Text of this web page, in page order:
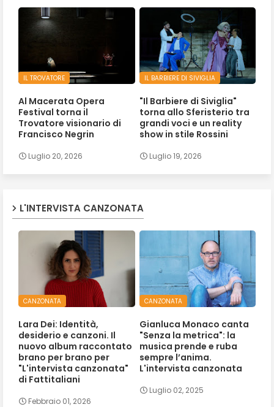
IL TROVATORE
Al Macerata Opera
Festival torna il
Trovatore visionario di
Francisco Negrin
Luglio 20, 2026
IL BARBIERE DI SIVIGLIA
"Il Barbiere di Siviglia"
torna allo Sferisterio tra
grandi voci e un reality
show in stile Rossini
Luglio 19, 2026
L'INTERVISTA CANZONATA
CANZONATA
Lara Dei: Identità,
desiderio e canzoni. Il
nuovo album raccontato
brano per brano per
"L'intervista canzonata"
di Fattitaliani
Febbraio 01, 2026
CANZONATA
Gianluca Monaco canta
"Senza la metrica": la
musica prende e ruba
sempre l’anima.
L'intervista canzonata
Luglio 02, 2025